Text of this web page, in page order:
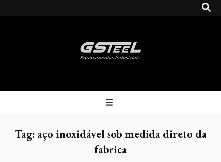
Gsteel
Tag: aço inoxidável sob medida direto da
fabrica